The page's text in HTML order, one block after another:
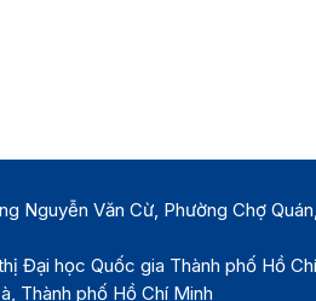
Nguyễn Văn Cừ, Phường Chợ
Đại học Quốc gia Thành phố Hồ
Thành phố Hồ Chí Minh